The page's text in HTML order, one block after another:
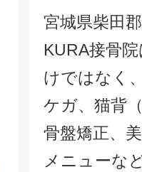
宮城県柴田
KURA接骨
けではなく
ケガ、猫背
骨盤矯正、
メニューな